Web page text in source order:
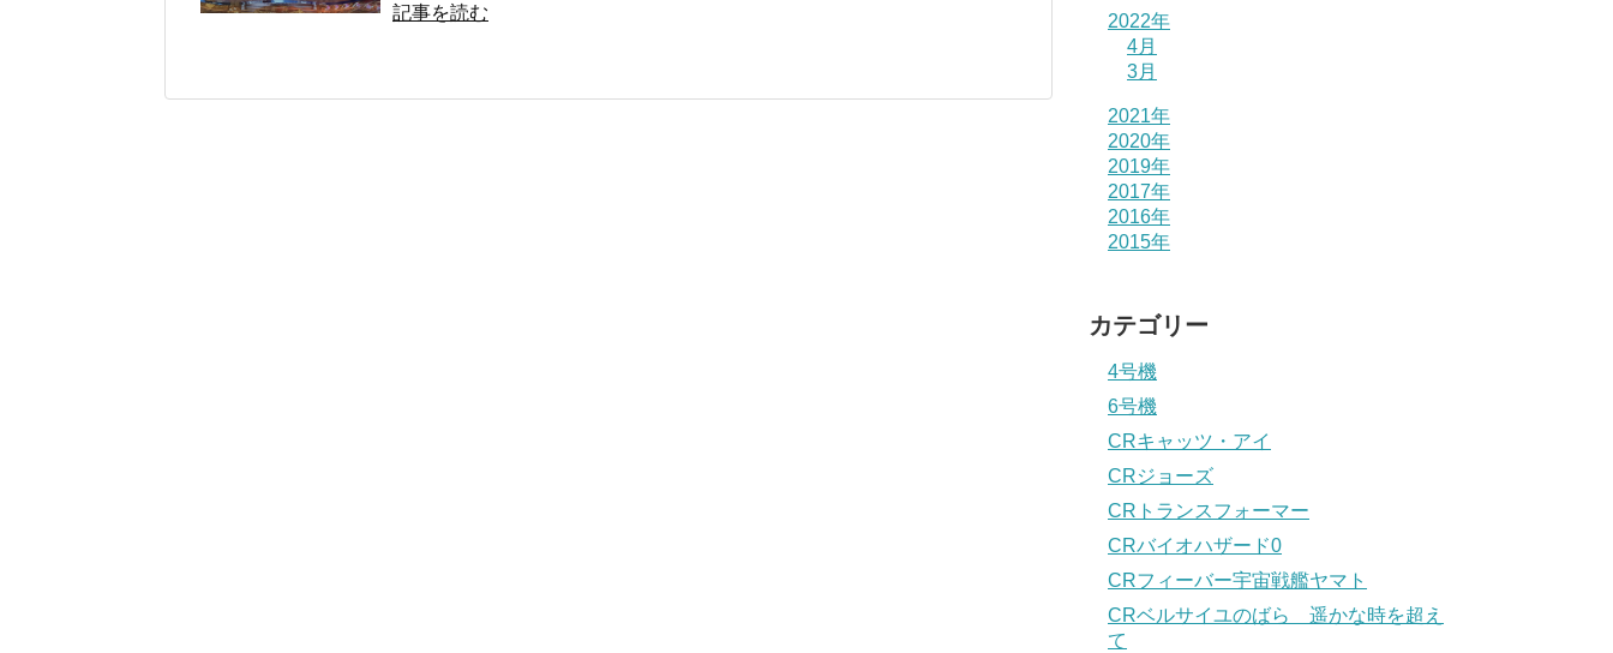
記事を読む
2022年
4月
3月
2021年
2020年
2019年
2017年
2016年
2015年
カテゴリー
4号機
6号機
CRキャッツ・アイ
CRジョーズ
CRトランスフォーマー
CRバイオハザード0
CRフィーバー宇宙戦艦ヤマト
CRベルサイユのばら 遥かな時を超え
て